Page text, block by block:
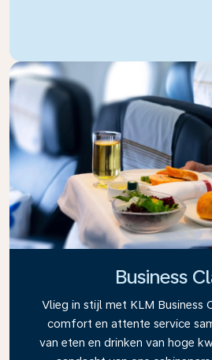
Business
Vlieg in stijl met KLM Business
comfort en attente service
van eten en drinken van hoge